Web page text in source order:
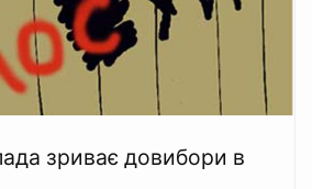
зриває довибори в